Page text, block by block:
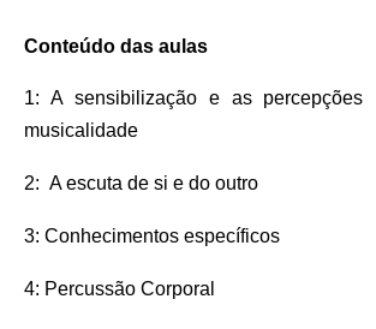
Conteúdo das aulas
1: A sensibilização e as percepções
musicalidade
2: A escuta de si e do outro
3: Conhecimentos específicos
4: Percussão Corporal